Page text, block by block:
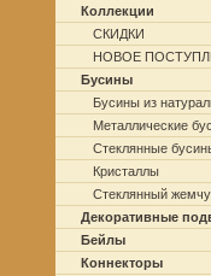
Коллекции
СКИДКИ
НОВОЕ
Бусины
Бусины из
Металлические
Стеклянные
Кристаллы
Стеклянный
Декоративные
Бейлы
Коннекторы